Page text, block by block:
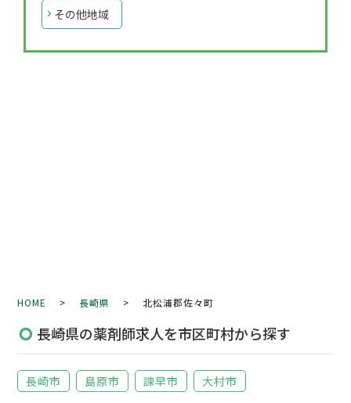
その他地域
HOME > 長崎県 > 北松浦郡佐々町
長崎県の薬剤師求人を市区町村から探す
長崎市 島原市 諫早市 大村市